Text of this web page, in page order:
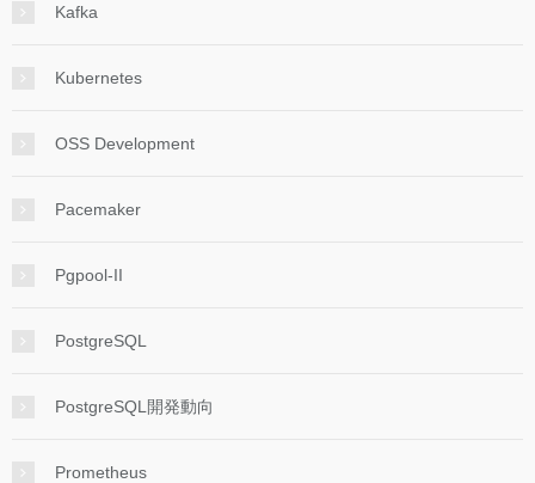
Kafka
Kubernetes
OSS Development
Pacemaker
Pgpool-II
PostgreSQL
PostgreSQL開発動向
Prometheus